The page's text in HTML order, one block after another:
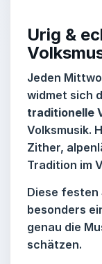
Urig &
Jeden
widmet sich
traditionelle
Volksmusik.
Zither,
Tradition im
Diese festen
besonders
genau die
schätzen.